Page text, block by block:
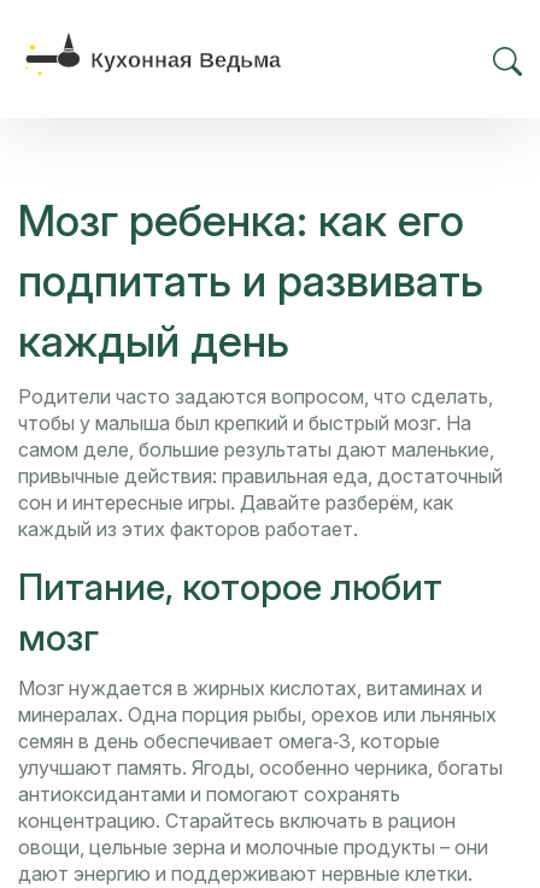
Мозг ребенка: как его
подпитать и развивать
каждый день
Родители часто задаются вопросом, что сделать,
чтобы у малыша был крепкий и быстрый мозг. На
самом деле, большие результаты дают маленькие,
привычные действия: правильная еда, достаточный
сон и интересные игры. Давайте разберём, как
каждый из этих факторов работает.
Питание, которое любит
мозг
Мозг нуждается в жирных кислотах, витаминах и
минералах. Одна порция рыбы, орехов или льняных
семян в день обеспечивает омега‑3, которые
улучшают память. Ягоды, особенно черника, богаты
антиоксидантами и помогают сохранять
концентрацию. Старайтесь включать в рацион
овощи, цельные зерна и молочные продукты – они
дают энергию и поддерживают нервные клетки.